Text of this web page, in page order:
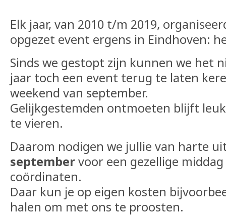
Elk jaar, van 2010 t/m 2019,
opgezet event ergens in Eindhoven:
Sinds we gestopt zijn kunnen we het
jaar toch een event terug te laten
weekend van september.
Gelijkgestemden ontmoeten blijft
te vieren.
Daarom nodigen we jullie van harte
septembervoor een gezellige
coördinaten.
Daar kun je op eigen kosten
halen om met ons te proosten.